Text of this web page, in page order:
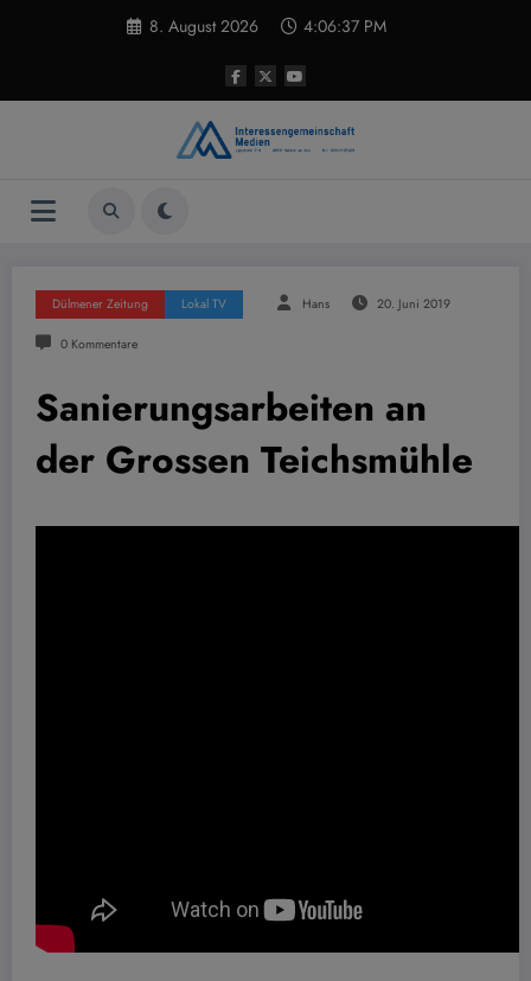
8. August 2026 4:06:38 PM
Dülmener Zeitung Lokal TV Hans 20. Juni 2019
0 Kommentare
Sanierungsarbeiten an
der Grossen Teichsmühle